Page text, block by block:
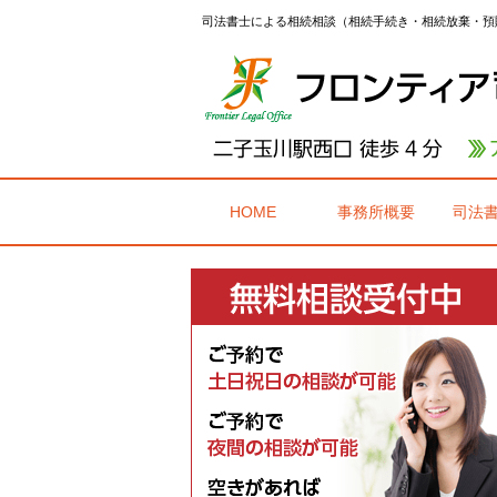
司法書士による相続相談（相続手続き・相続放棄・ 預
HOME 事務所概要 司法